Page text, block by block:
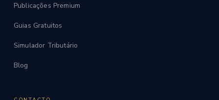
Publicações Premium
Guias Gratuitos
Simulador Tributário
Blog